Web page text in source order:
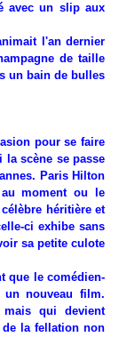
avec un slip aux
l'an dernier
de taille
un bain de bulles
pour se faire
la scène se passe
Paris Hilton
moment ou le
héritière et
ci exhibe sans
sa petite culote
que le comédien-
un nouveau film.
qui devient
de la fellation non